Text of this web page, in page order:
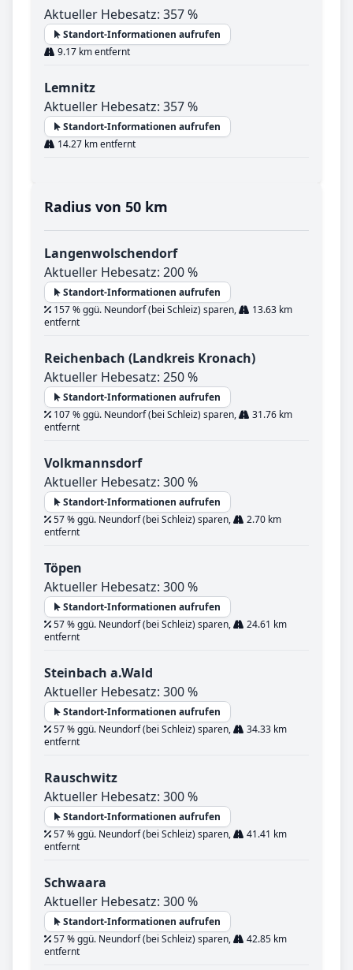
Aktueller Hebesatz: 357 %
Standort-Informationen aufrufen
9.17 km entfernt
Lemnitz
Aktueller Hebesatz: 357 %
Standort-Informationen aufrufen
14.27 km entfernt
Radius von 50 km
Langenwolschendorf
Aktueller Hebesatz: 200 %
Standort-Informationen aufrufen
157 % ggü. Neundorf (bei Schleiz) sparen,
13.63 km
entfernt
Reichenbach (Landkreis Kronach)
Aktueller Hebesatz: 250 %
Standort-Informationen aufrufen
107 % ggü. Neundorf (bei Schleiz) sparen,
31.76 km
entfernt
Volkmannsdorf
Aktueller Hebesatz: 300 %
Standort-Informationen aufrufen
57 % ggü. Neundorf (bei Schleiz) sparen,
2.70 km
entfernt
Töpen
Aktueller Hebesatz: 300 %
Standort-Informationen aufrufen
57 % ggü. Neundorf (bei Schleiz) sparen,
24.61 km
entfernt
Steinbach a.Wald
Aktueller Hebesatz: 300 %
Standort-Informationen aufrufen
57 % ggü. Neundorf (bei Schleiz) sparen,
34.33 km
entfernt
Rauschwitz
Aktueller Hebesatz: 300 %
Standort-Informationen aufrufen
57 % ggü. Neundorf (bei Schleiz) sparen,
41.41 km
entfernt
Schwaara
Aktueller Hebesatz: 300 %
Standort-Informationen aufrufen
57 % ggü. Neundorf (bei Schleiz) sparen,
42.85 km
entfernt